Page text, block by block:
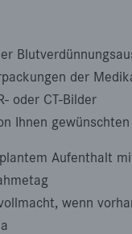
der
oder CT-Bilder
Ihnen
Aufenthalt
wenn